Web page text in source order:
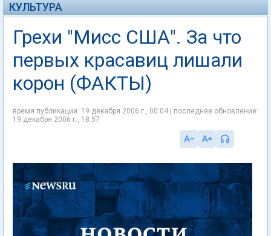
КУЛЬТУРА
Грехи "Мисс США". За что
первых красавиц лишали
корон (ФАКТЫ)
время публикации: 19 декабря 2006 г., 00:04 | последнее обновление:
19 декабря 2006 г., 18:57